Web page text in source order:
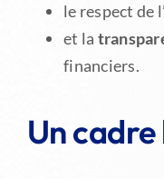
le respect de
et la
financiers.
Un